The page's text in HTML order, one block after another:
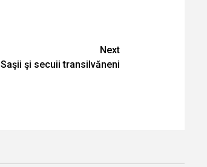
Next
Saşii şi secuii transilvăneni